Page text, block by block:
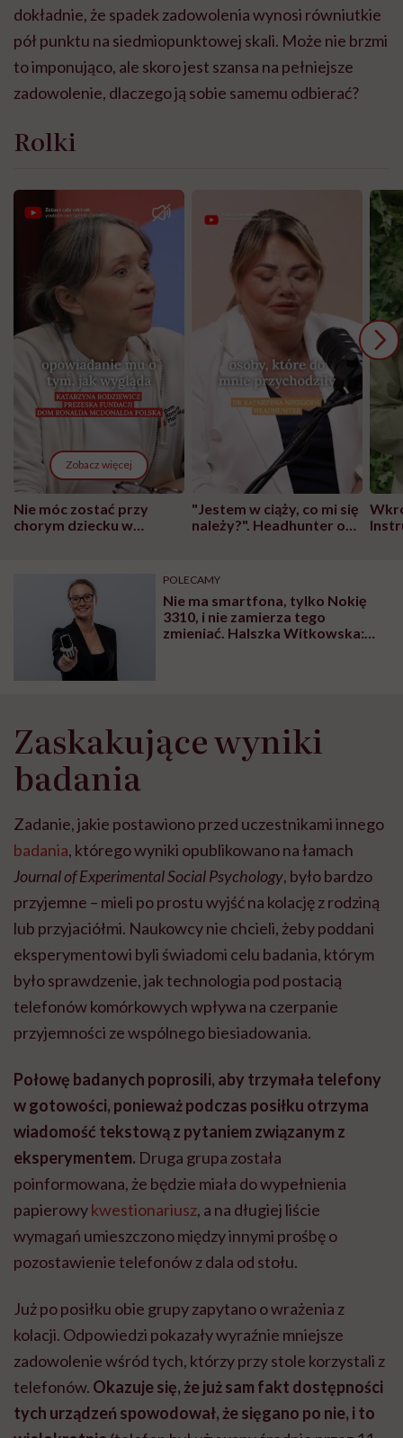
dokładnie, że spadek zadowolenia wynosi równiutkie
pół punktu na siedmiopunktowej skali. Może nie brzmi
to imponująco, ale skoro jest szansa na pełniejsze
zadowolenie, dlaczego ją sobie samemu odbierać?
Rolki
Zobacz więcej
Nie móc zostać przy
chorym dziecku w
głupota i brak
wyobraźni"
"Jestem w ciąży, co mi się
należy?". Headhunter o
pracy
POLECAMY
Nie ma smartfona, tylko Nokię
3310, i nie zamierza tego
zmieniać. Halszka Witkowska:
Zaskakujące wyniki
badania
Zadanie, jakie postawiono przed uczestnikami innego
badania, którego wyniki opublikowano na łamach
Journal of Experimental Social Psychology, było bardzo
przyjemne – mieli po prostu wyjść na kolację z rodziną
lub przyjaciółmi. Naukowcy nie chcieli, żeby poddani
eksperymentowi byli świadomi celu badania, którym
było sprawdzenie, jak technologia pod postacią
telefonów komórkowych wpływa na czerpanie
przyjemności ze wspólnego biesiadowania.
Połowę badanych poprosili, aby trzymała telefony
w gotowości, ponieważ podczas posiłku otrzyma
wiadomość tekstową z pytaniem związanym z
eksperymentem. Druga grupa została
poinformowana, że będzie miała do wypełnienia
papierowykwestionariusz, a na długiej liście
wymagań umieszczono między innymi prośbę o
pozostawienie telefonów z dala od stołu.
Już po posiłku obie grupy zapytano o wrażenia z
kolacji. Odpowiedzi pokazały wyraźnie mniejsze
zadowolenie wśród tych, którzy przy stole korzystali z
telefonów. Okazuje się, że już sam fakt dostępności
tych urządzeń spowodował, że sięgano po nie, i to